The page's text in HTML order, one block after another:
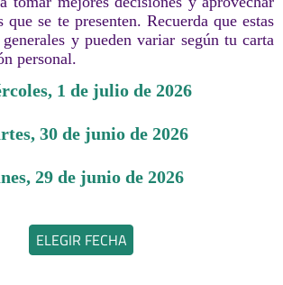
que se te presenten. Recuerda que estas
y pueden variar según tu carta
personal.
1 de julio de 2026
30 de junio de 2026
29 de junio de 2026
ELEGIR FECHA